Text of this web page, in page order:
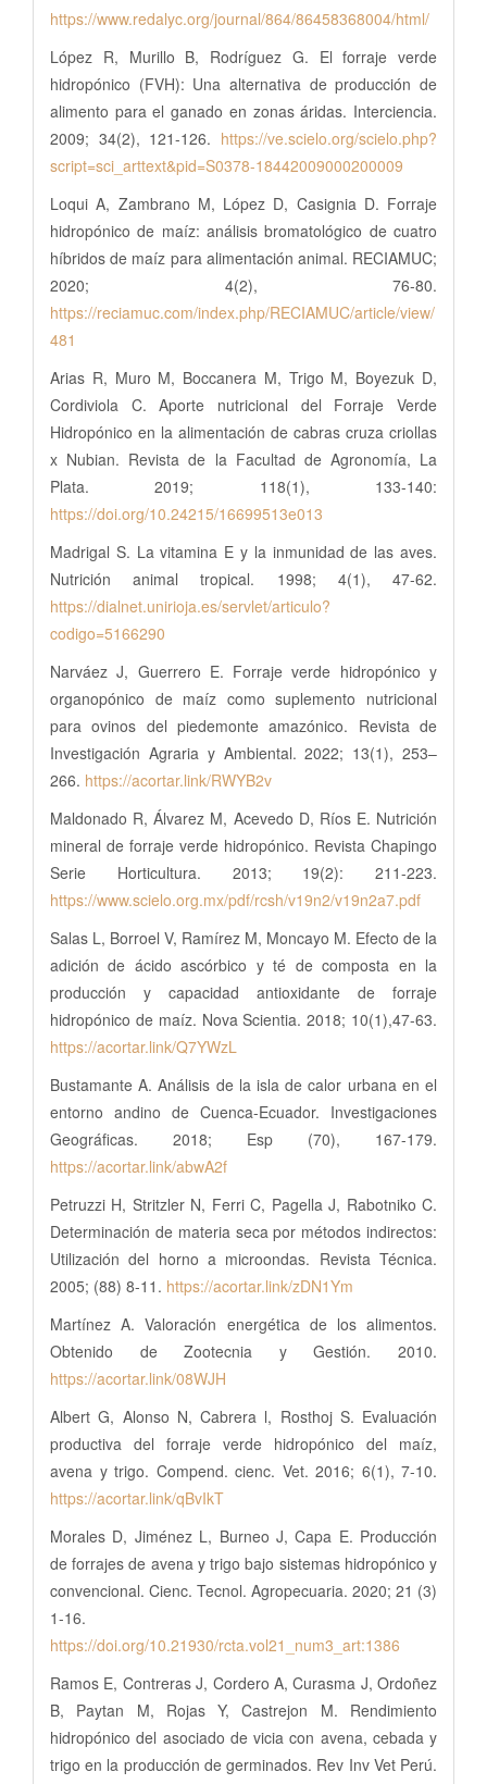
https://www.redalyc.org/journal/864/86458368004/html/
López R, Murillo B, Rodríguez G. El forraje verde
hidropónico (FVH): Una alternativa de producción de
alimento para el ganado en zonas áridas. Interciencia.
2009; 34(2), 121-126. https://ve.scielo.org/scielo.php?
script=sci_arttext&pid=S0378-18442009000200009
Loqui A, Zambrano M, López D, Casignia D. Forraje
hidropónico de maíz: análisis bromatológico de cuatro
híbridos de maíz para alimentación animal. RECIAMUC;
2020; 4(2), 76-80.
https://reciamuc.com/index.php/RECIAMUC/article/view/
481
Arias R, Muro M, Boccanera M, Trigo M, Boyezuk D,
Cordiviola C. Aporte nutricional del Forraje Verde
Hidropónico en la alimentación de cabras cruza criollas
x Nubian. Revista de la Facultad de Agronomía, La
Plata. 2019; 118(1), 133-140:
https://doi.org/10.24215/16699513e013
Madrigal S. La vitamina E y la inmunidad de las aves.
Nutrición animal tropical. 1998; 4(1), 47-62.
https://dialnet.unirioja.es/servlet/articulo?
codigo=5166290
Narváez J, Guerrero E. Forraje verde hidropónico y
organopónico de maíz como suplemento nutricional
para ovinos del piedemonte amazónico. Revista de
Investigación Agraria y Ambiental. 2022; 13(1), 253–
266. https://acortar.link/RWYB2v
Maldonado R, Álvarez M, Acevedo D, Ríos E. Nutrición
mineral de forraje verde hidropónico. Revista Chapingo
Serie Horticultura. 2013; 19(2): 211-223.
https://www.scielo.org.mx/pdf/rcsh/v19n2/v19n2a7.pdf
Salas L, Borroel V, Ramírez M, Moncayo M. Efecto de la
adición de ácido ascórbico y té de composta en la
producción y capacidad antioxidante de forraje
hidropónico de maíz. Nova Scientia. 2018; 10(1),47-63.
https://acortar.link/Q7YWzL
Bustamante A. Análisis de la isla de calor urbana en el
entorno andino de Cuenca-Ecuador. Investigaciones
Geográficas. 2018; Esp (70), 167-179.
https://acortar.link/abwA2f
Petruzzi H, Stritzler N, Ferri C, Pagella J, Rabotniko C.
Determinación de materia seca por métodos indirectos:
Utilización del horno a microondas. Revista Técnica.
2005; (88) 8-11. https://acortar.link/zDN1Ym
Martínez A. Valoración energética de los alimentos.
Obtenido de Zootecnia y Gestión. 2010.
https://acortar.link/08WJH
Albert G, Alonso N, Cabrera l, Rosthoj S. Evaluación
productiva del forraje verde hidropónico del maíz,
avena y trigo. Compend. cienc. Vet. 2016; 6(1), 7-10.
https://acortar.link/qBvIkT
Morales D, Jiménez L, Burneo J, Capa E. Producción
de forrajes de avena y trigo bajo sistemas hidropónico y
convencional. Cienc. Tecnol. Agropecuaria. 2020; 21 (3)
1-16.
https://doi.org/10.21930/rcta.vol21_num3_art:1386
Ramos E, Contreras J, Cordero A, Curasma J, Ordoñez
B, Paytan M, Rojas Y, Castrejon M. Rendimiento
hidropónico del asociado de vicia con avena, cebada y
trigo en la producción de germinados. Rev Inv Vet Perú.